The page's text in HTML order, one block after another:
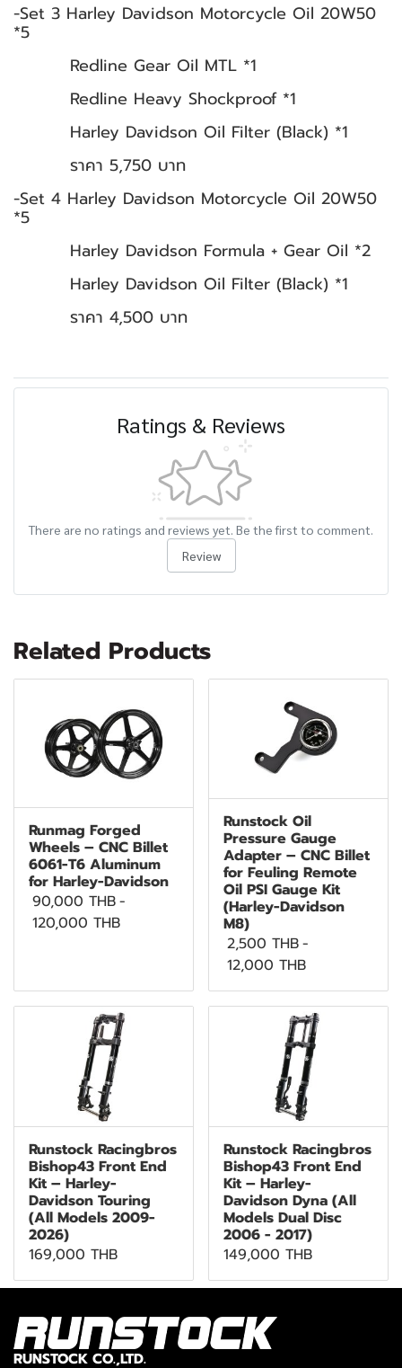
-Set 3 Harley Davidson Motorcycle Oil 20W50
*5
Redline Gear Oil MTL *1
Redline Heavy Shockproof *1
Harley Davidson Oil Filter (Black) *1
ราคา 5,750 บาท
-Set 4 Harley Davidson Motorcycle Oil 20W50
*5
Harley Davidson Formula + Gear Oil *2
Harley Davidson Oil Filter (Black) *1
ราคา 4,500 บาท
Ratings & Reviews
There are no ratings and reviews yet. Be the first to comment.
Review
Related Products
Runmag Forged
Wheels – CNC Billet
6061-T6 Aluminum
for Harley-Davidson
90,000 THB-
120,000 THB
Runstock Oil
Pressure Gauge
Adapter – CNC Billet
for Feuling Remote
Oil PSI Gauge Kit
(Harley-Davidson
M8)
2,500 THB-
12,000 THB
Runstock Racingbros
Bishop43 Front End
Kit – Harley-
Davidson Touring
(All Models 2009-
2026)
169,000 THB
Runstock Racingbros
Bishop43 Front End
Kit – Harley-
Davidson Dyna (All
Models Dual Disc
2006 - 2017)
149,000 THB
RUNSTOCK CO.,LTD.